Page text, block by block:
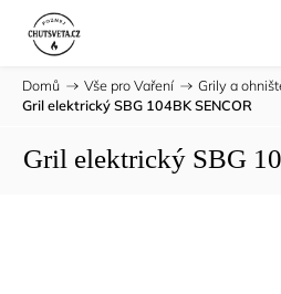
Domů / Vše pro Vaření / Grily a
Gril elektrický SBG 104BK SENCOR
Gril elektrický SBG